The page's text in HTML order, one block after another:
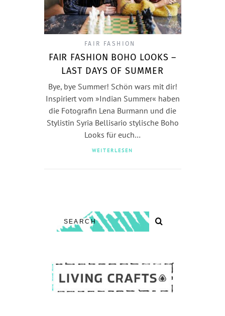
FAIR FASHION
FAIR FASHION BOHO LOOKS –
LAST DAYS OF SUMMER
Bye, bye Summer! Schön wars mit dir!
Inspiriert vom »Indian Summer« haben
die Fotografin Lena Burmann und die
Stylistin Syria Bellisario stylische Boho
Looks für euch…
WEITERLESEN